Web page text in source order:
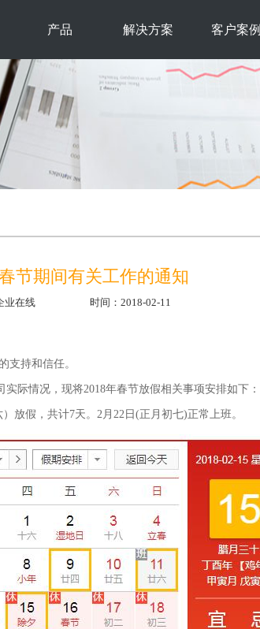
产品 解决方案 客户案例
节期间有关工作的通知
业在线 时间：2018-02-11
支持和信任。
际情况，现将2018年春节放假相关事项安排如下：
放假，共计7天。2月22日(正月初七)正常上班。